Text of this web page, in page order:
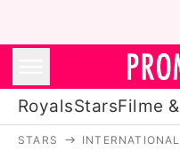
RoyalsStarsFilme
STARS